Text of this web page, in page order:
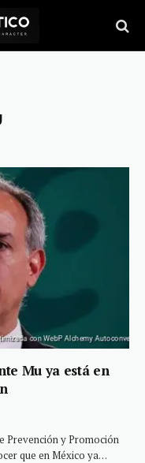
Mu ya está en
Prevención y Promoción
que en México ya…